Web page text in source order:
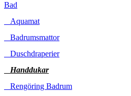
Bad
Aquamat
Badrumsmattor
Duschdraperier
Handdukar
Rengöring Badrum